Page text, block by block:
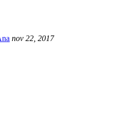
nov 22, 2017